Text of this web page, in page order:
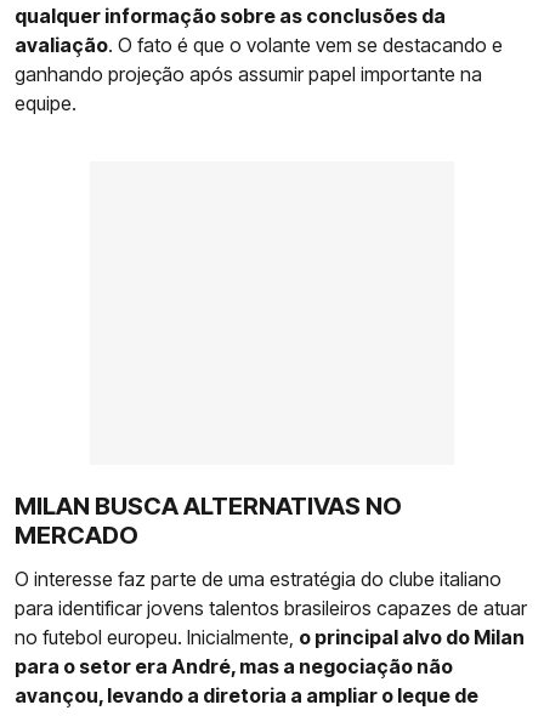
qualquer informação sobre as conclusões da
avaliação. O fato é que o volante vem se destacando e
ganhando projeção após assumir papel importante na
equipe.
MILAN BUSCA ALTERNATIVAS NO
MERCADO
O interesse faz parte de uma estratégia do clube italiano
para identificar jovens talentos brasileiros capazes de atuar
no futebol europeu. Inicialmente, o principal alvo do Milan
para o setor era André, mas a negociação não
avançou, levando a diretoria a ampliar o leque de